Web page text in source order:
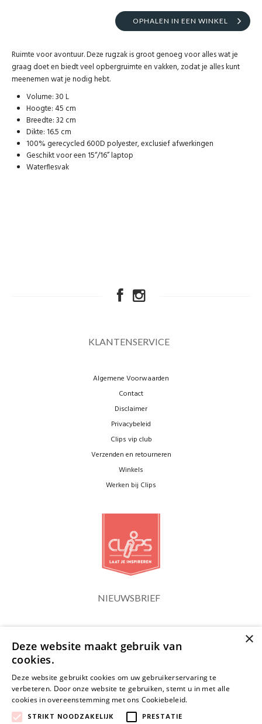
OPHALEN IN EEN WINKEL
Ruimte voor avontuur. Deze rugzak is groot genoeg voor alles wat je
graag doet en biedt veel opbergruimte en vakken, zodat je alles kunt
meenemen wat je nodig hebt.
Volume: 30 L
Hoogte: 45 cm
Breedte: 32 cm
Dikte: 16.5 cm
100% gerecycled 600D polyester, exclusief afwerkingen
Geschikt voor een 15“/16” laptop
Waterflesvak
KLANTENSERVICE
Algemene Voorwaarden
Contact
Disclaimer
Privacybeleid
Clips vip club
Verzenden en retourneren
Winkels
Werken bij Clips
NIEUWSBRIEF
×
Deze website maakt gebruik van
cookies.
Deze website gebruikt cookies om uw gebruikerservaring te
verbeteren. Door onze website te gebruiken, stemt u in met alle
cookies in overeenstemming met ons Cookiebeleid.
STRIKT NOODZAKELIJK PRESTATIE